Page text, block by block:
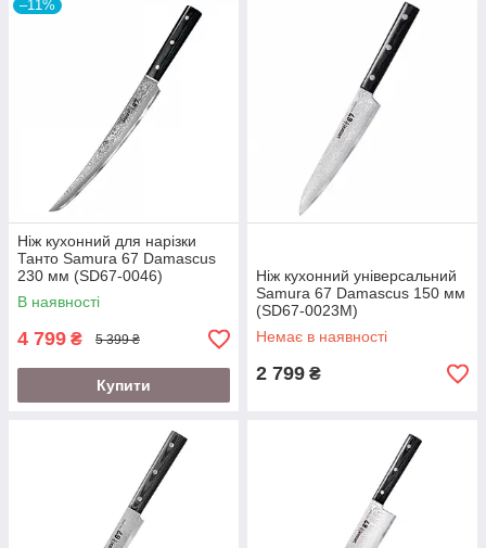
–11%
Ніж кухонний для нарізки
Танто Samura 67 Damascus
230 мм (SD67-0046)
В наявності
4 799 ₴ 5 399 ₴
Купити
Ніж кухонний універсальний
Samura 67 Damascus 150 мм
(SD67-0023М)
Немає в наявності
2 799 ₴